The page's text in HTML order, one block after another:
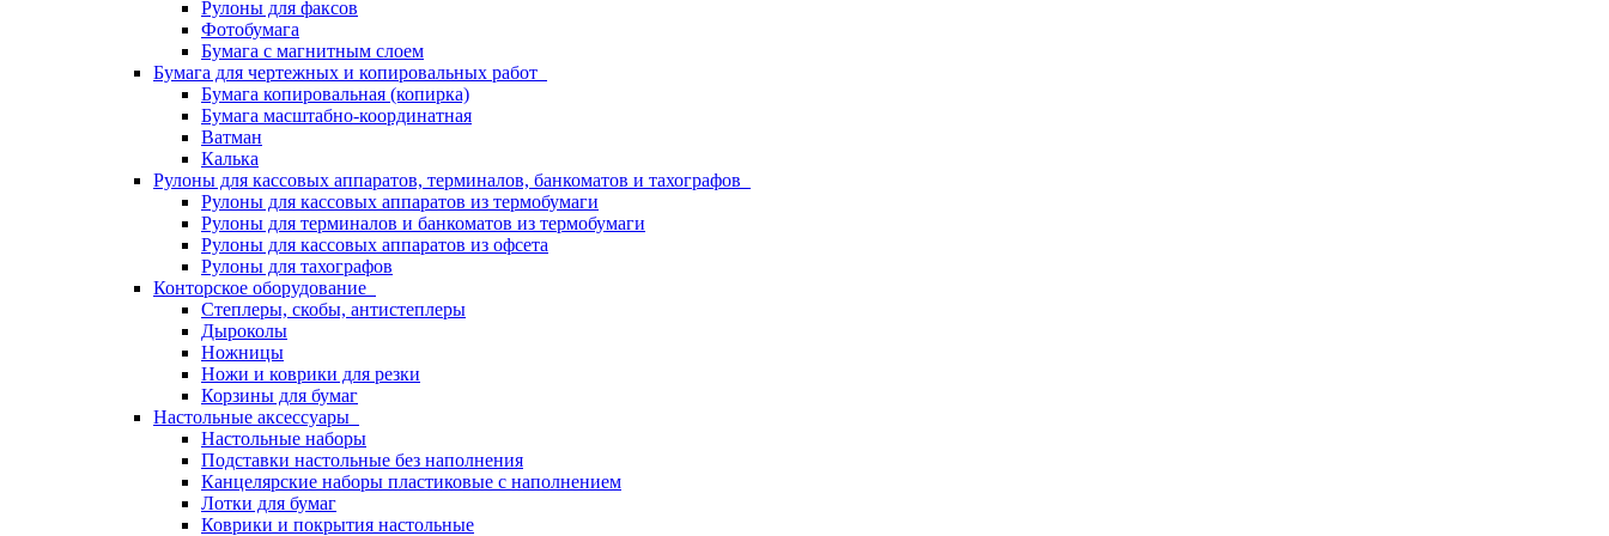
Рулоны для факсов
Фотобумага
Бумага с магнитным слоем
Бумага для чертежных и копировальных работ
Бумага копировальная (копирка)
Бумага масштабно-координатная
Ватман
Калька
Рулоны для кассовых аппаратов, терминалов, банкоматов и тахографов
Рулоны для кассовых аппаратов из термобумаги
Рулоны для терминалов и банкоматов из термобумаги
Рулоны для кассовых аппаратов из офсета
Рулоны для тахографов
Конторское оборудование
Степлеры, скобы, антистеплеры
Дыроколы
Ножницы
Ножи и коврики для резки
Корзины для бумаг
Настольные аксессуары
Настольные наборы
Подставки настольные без наполнения
Канцелярские наборы пластиковые с наполнением
Лотки для бумаг
Коврики и покрытия настольные